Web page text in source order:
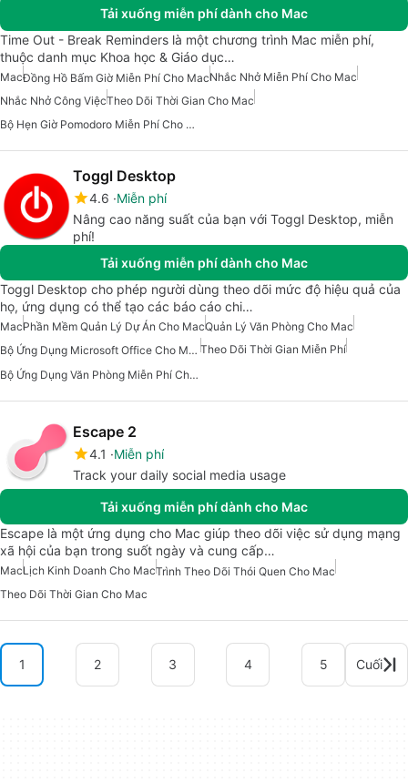
Tải xuống miễn phí dành cho Mac
Time Out - Break Reminders là một chương trình Mac miễn phí,
thuộc danh mục Khoa học & Giáo dục…
MacĐồng Hồ Bấm Giờ Miễn Phí Cho MacNhắc Nhở Miễn Phí Cho Mac
Nhắc Nhở Công ViệcTheo Dõi Thời Gian Cho Mac
Bộ Hẹn Giờ Pomodoro Miễn Phí Cho Mac
Toggl Desktop
4.6 Miễn phí
Nâng cao năng suất của bạn với Toggl Desktop, miễn
phí!
Tải xuống miễn phí dành cho Mac
Toggl Desktop cho phép người dùng theo dõi mức độ hiệu quả của
họ, ứng dụng có thể tạo các báo cáo chi…
MacPhần Mềm Quản Lý Dự Án Cho MacQuản Lý Văn Phòng Cho Mac
Bộ Ứng Dụng Microsoft Office Cho Mac Theo Dõi Thời Gian Miễn Phí
Bộ Ứng Dụng Văn Phòng Miễn Phí Cho Mac
Escape 2
4.1
Miễn phí
Track your daily social media usage
Tải xuống miễn phí dành cho Mac
Escape là một ứng dụng cho Mac giúp theo dõi việc sử dụng mạng
xã hội của bạn trong suốt ngày và cung cấp…
MacLịch Kinh Doanh Cho MacTrình Theo Dõi Thói Quen Cho Mac
Theo Dõi Thời Gian Cho Mac
1 2 3 4 5 Cuối